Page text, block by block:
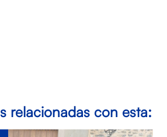
relacionadas con esta: